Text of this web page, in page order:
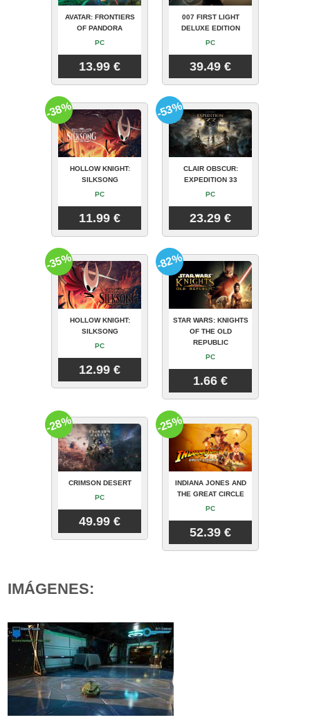
AVATAR: FRONTIERS
OF PANDORA
PC
13.99 €
007 FIRST LIGHT
DELUXE EDITION
PC
39.49 €
HOLLOW KNIGHT:
SILKSONG
PC
11.99 €
-38%
CLAIR OBSCUR:
EXPEDITION 33
PC
23.29 €
-53%
HOLLOW KNIGHT:
SILKSONG
PC
12.99 €
-35%
STAR WARS: KNIGHTS
OF THE OLD
REPUBLIC
PC
1.66 €
-82%
CRIMSON DESERT
PC
49.99 €
-28%
INDIANA JONES AND
THE GREAT CIRCLE
PC
52.39 €
-25%
IMÁGENES: